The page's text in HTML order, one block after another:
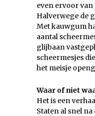
even ervoor
Halverwege de
Met kauwgum
aantal
glijbaan
scheermesjes
het meisje
Waar of niet
Het is een
Staten al snel